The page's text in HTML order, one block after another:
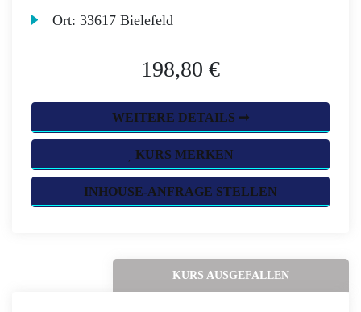
Ort:33617 Bielefeld
198,80 €
WEITERE DETAILS ➞
KURS MERKEN
INHOUSE-ANFRAGE STELLEN
KURS AUSGEFALLEN